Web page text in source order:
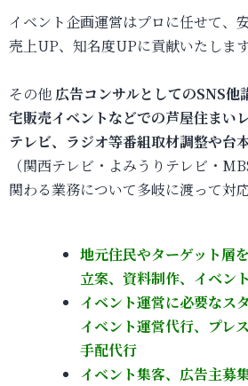
イベント企画運営はプロに任せて、
売上UP、知名度UPに貢献いたします
その他 広告コンサルとしてのSNS他
宅販売イベントなどでの芦屋住まい
テレビ、ラジオ等番組取材調整や台
（関西テレビ・よみうりテレビ・
関わる業務について多岐に渡って対
地元住民やターゲット層
立案、資料制作、イベン
イベント運営に必要なス
イベント運営代行、プレ
手配代行
イベント集客、広告主募